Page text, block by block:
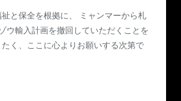
と保全を根拠に、 ミャンマーから札
ウ輸入計画を撤回していただくことを
く、ここに心よりお願いする次第で